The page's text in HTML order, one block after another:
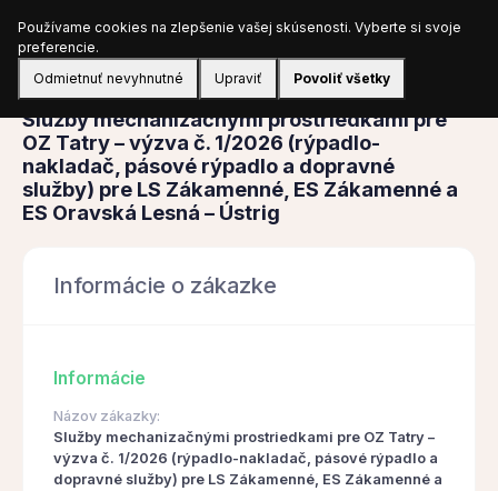
Prihlásiť sa
Obstarávanie
Služby mechanizačnými prostriedkami pre
OZ Tatry – výzva č. 1/2026 (rýpadlo-
nakladač, pásové rýpadlo a dopravné
služby) pre LS Zákamenné, ES Zákamenné a
ES Oravská Lesná – Ústrig
Informácie o zákazke
Informácie
Názov zákazky:
Služby mechanizačnými prostriedkami pre OZ Tatry –
výzva č. 1/2026 (rýpadlo-nakladač, pásové rýpadlo a
dopravné služby) pre LS Zákamenné, ES Zákamenné a
Používame cookies na zlepšenie vašej skúsenosti. Vyberte si svoje
preferencie.
Odmietnuť nevyhnutné
Upraviť Povoliť všetky